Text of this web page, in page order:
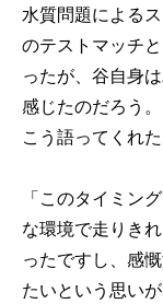
水質問題による
のテストマッチ
ったが、谷自身
感じたのだろう
こう語ってくれた
「このタイミン
な環境で走りき
ったですし、感
たいという思い